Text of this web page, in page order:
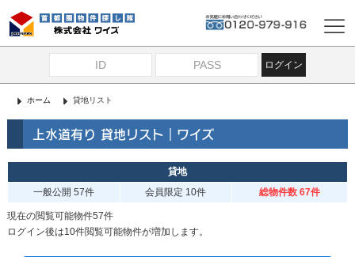
ログイン
ホーム 貸地リスト
上水道有り 貸地リスト｜ワイズ
貸地
一般公開 57件 会員限定 10件 総物件数 67件
現在の閲覧可能物件57件
ログイン後は10件閲覧可能物件が増加します。